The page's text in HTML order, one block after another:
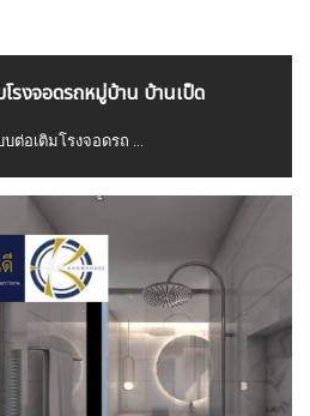
โรงจอดรถหมู่บ้าน บ้านเป็ด
ต่อเติมโรงจอดรถ ...